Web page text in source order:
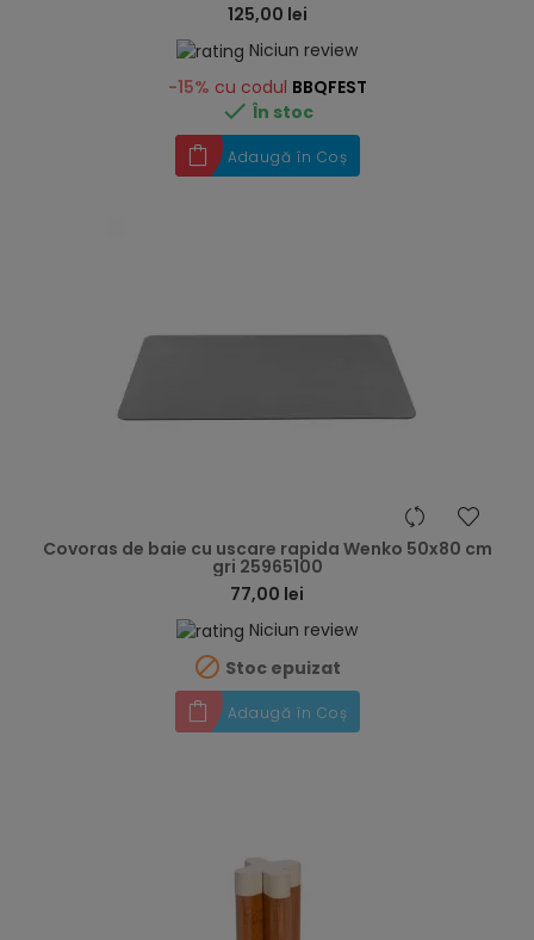
125,00 lei
Niciun review
-15% cu codul BBQFEST
 În stoc
Adaugă în Coș
Covoras de baie cu uscare rapida Wenko 50x80 cm
gri 25965100
77,00 lei
Niciun review
 Stoc epuizat
Adaugă în Coș